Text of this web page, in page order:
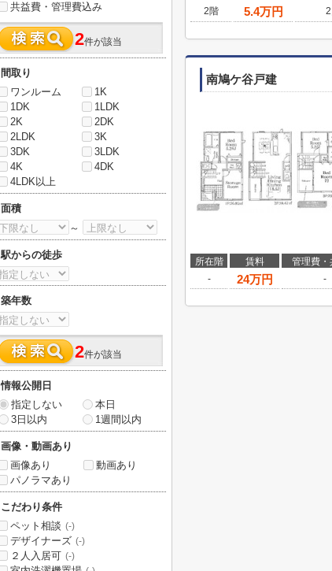
2階
5.4万円
南鳩ケ谷戸建
所在階 賃料 管理費・
-
24万円 -
共益費・管理費込み
2件が該当
間取り
ワンルーム
1K
1DK
1LDK
2K
2DK
2LDK
3K
3DK
3LDK
4K
4DK
4LDK以上
面積
～
駅からの徒歩
築年数
2件が該当
情報公開日
指定しない
本日
3日以内
1週間以内
画像・動画あり
画像あり
動画あり
パノラマあり
こだわり条件
ペット相談 (-)
デザイナーズ (-)
２人入居可 (-)